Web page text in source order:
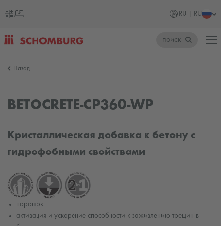
RU | RU
поиск
Назад
BETOCRETE-CP360-WP
Кристаллическая добавка к бетону с
гидрофобными свойствами
порошок
активация и ускорение способности к заживлению трещин в